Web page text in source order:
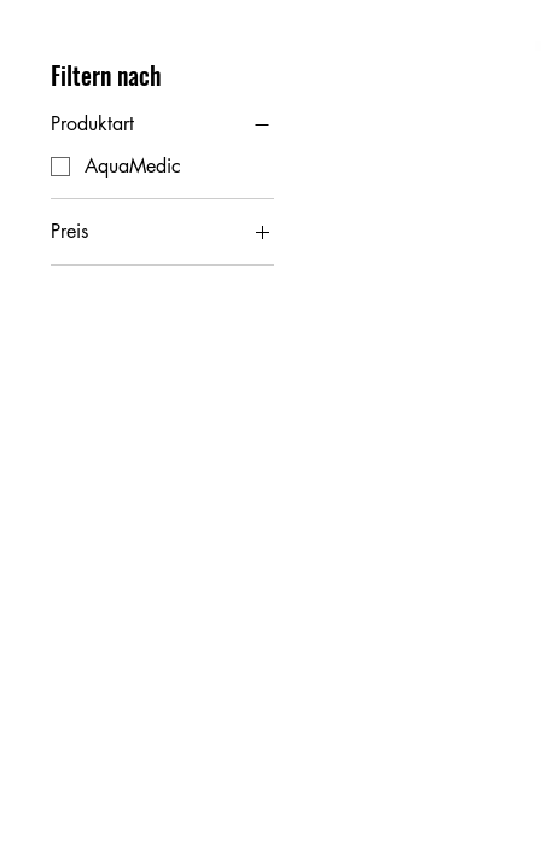
Filtern nach
Produktart
AquaMedic
Preis